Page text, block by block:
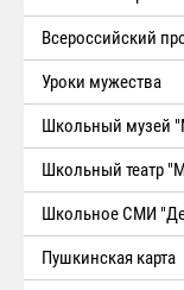
Всероссийский
Уроки мужества
Школьный музей
Школьный театр
Школьное СМИ
Пушкинская карта